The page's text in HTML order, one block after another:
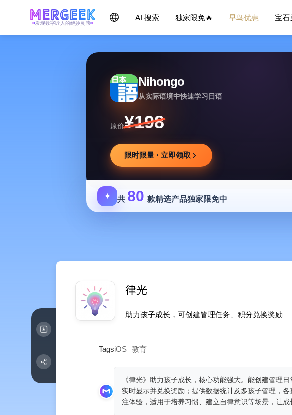
发现数字匠人的绝妙灵感
AI 搜索 独家限免🔥 早鸟优惠 宝石
Nihongo
从实际语境中快速学习日语
原价¥198
限时限量 · 立即领取
✦ 共 80 款精选产品独家限免中
律光
助力孩子成长，可创建管理任务、积分兑换奖励
TagsiOS 教育
《律光》助力孩子成长，核心功能强大。能创建管理
实时显示并兑换奖励；提供数据统计及多孩子管理，
注体验，适用于培养习惯、建立自律意识等场景，让成